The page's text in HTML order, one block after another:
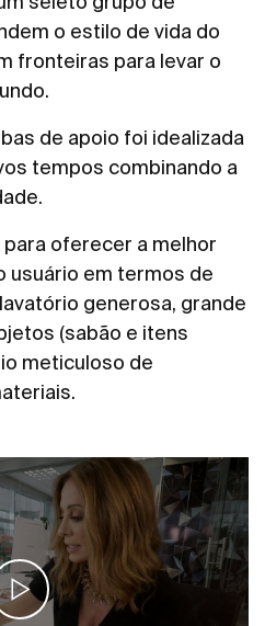
o estilo de vida do
fronteiras para levar o
de apoio foi idealizada
tempos combinando a
oferecer a melhor
usuário em termos de
generosa, grande
(sabão e itens
meticuloso de